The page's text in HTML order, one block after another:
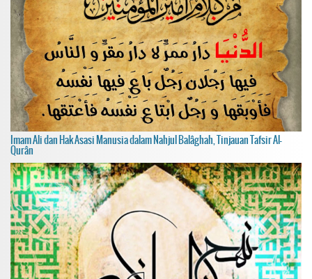
Imam Ali dan Hak Asasi Manusia dalam Nahjul Balâghah, Tinjauan Tafsir Al-
Qurân